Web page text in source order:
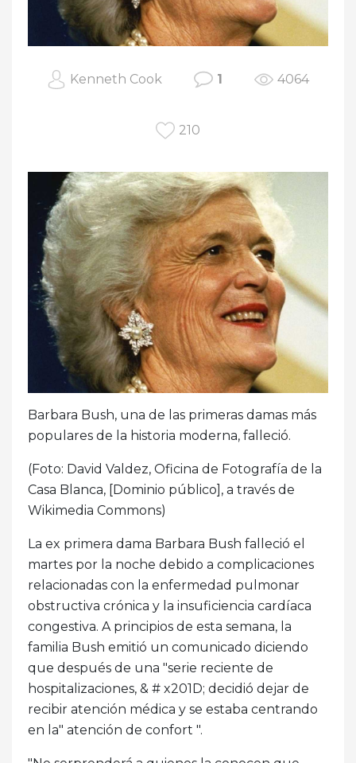
Kenneth Cook 1 4064
210
Barbara Bush, una de las primeras damas más
populares de la historia moderna, falleció.
(Foto: David Valdez, Oficina de Fotografía de la
Casa Blanca, [Dominio público], a través de
Wikimedia Commons)
La ex primera dama Barbara Bush falleció el
martes por la noche debido a complicaciones
relacionadas con la enfermedad pulmonar
obstructiva crónica y la insuficiencia cardíaca
congestiva. A principios de esta semana, la
familia Bush emitió un comunicado diciendo
que después de una "serie reciente de
hospitalizaciones, & # x201D; decidió dejar de
recibir atención médica y se estaba centrando
en la" atención de confort ".